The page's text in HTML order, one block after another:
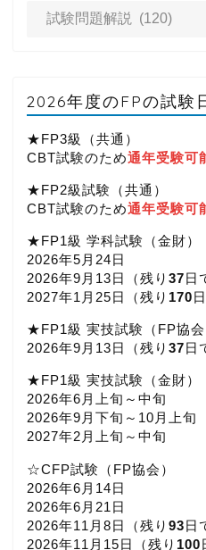
2026年度のFPの試験
★FP3級（共通）
CBT試験のため通年受験可
★FP2級試験（共通）
CBT試験のため通年受験可
★FP1級 学科試験（金財）
2026年5月24日
2026年9月13日（残り 37日
2027年1月25日（残り 170
★FP1級 実技試験（FP協会
2026年9月13日（残り 37日
★FP1級 実技試験（金財）
2026年6月上旬～中旬
2026年9月下旬～10月上旬
2027年2月上旬～中旬
☆CFP試験（FP協会）
2026年6月14日
2026年6月21日
2026年11月8日（残り 93日
2026年11月15日（残り 100